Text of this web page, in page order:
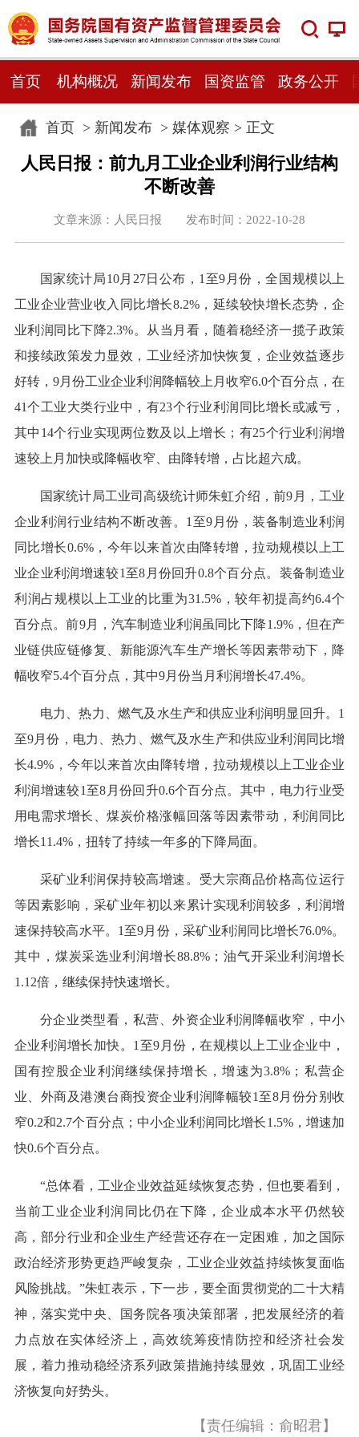
首页 机构概况 新闻发布 国资监管 政务公开
首页> 新闻发布> 媒体观察 > 正文
人民日报：前九月工业企业利润行业结构
不断改善
文章来源：人民日报 发布时间：2022-10-28
国家统计局10月27日公布，1至9月份，全国规模以上
工业企业营业收入同比增长8.2%，延续较快增长态势，企
业利润同比下降2.3%。从当月看，随着稳经济一揽子政策
和接续政策发力显效，工业经济加快恢复，企业效益逐步
好转，9月份工业企业利润降幅较上月收窄6.0个百分点，在
41个工业大类行业中，有23个行业利润同比增长或减亏，
其中14个行业实现两位数及以上增长；有25个行业利润增
速较上月加快或降幅收窄、由降转增，占比超六成。
国家统计局工业司高级统计师朱虹介绍，前9月，工业
企业利润行业结构不断改善。1至9月份，装备制造业利润
同比增长0.6%，今年以来首次由降转增，拉动规模以上工
业企业利润增速较1至8月份回升0.8个百分点。装备制造业
利润占规模以上工业的比重为31.5%，较年初提高约6.4个
百分点。前9月，汽车制造业利润虽同比下降1.9%，但在产
业链供应链修复、新能源汽车生产增长等因素带动下，降
幅收窄5.4个百分点，其中9月份当月利润增长47.4%。
电力、热力、燃气及水生产和供应业利润明显回升。1
至9月份，电力、热力、燃气及水生产和供应业利润同比增
长4.9%，今年以来首次由降转增，拉动规模以上工业企业
利润增速较1至8月份回升0.6个百分点。其中，电力行业受
用电需求增长、煤炭价格涨幅回落等因素带动，利润同比
增长11.4%，扭转了持续一年多的下降局面。
采矿业利润保持较高增速。受大宗商品价格高位运行
等因素影响，采矿业年初以来累计实现利润较多，利润增
速保持较高水平。1至9月份，采矿业利润同比增长76.0%。
其中，煤炭采选业利润增长88.8%；油气开采业利润增长
1.12倍，继续保持快速增长。
分企业类型看，私营、外资企业利润降幅收窄，中小
企业利润增长加快。1至9月份，在规模以上工业企业中，
国有控股企业利润继续保持增长，增速为3.8%；私营企
业、外商及港澳台商投资企业利润降幅较1至8月份分别收
窄0.2和2.7个百分点；中小企业利润同比增长1.5%，增速加
快0.6个百分点。
“总体看，工业企业效益延续恢复态势，但也要看到，
当前工业企业利润同比仍在下降，企业成本水平仍然较
高，部分行业和企业生产经营还存在一定困难，加之国际
政治经济形势更趋严峻复杂，工业企业效益持续恢复面临
风险挑战。”朱虹表示，下一步，要全面贯彻党的二十大精
神，落实党中央、国务院各项决策部署，把发展经济的着
力点放在实体经济上，高效统筹疫情防控和经济社会发
展，着力推动稳经济系列政策措施持续显效，巩固工业经
济恢复向好势头。
【责任编辑：俞昭君】